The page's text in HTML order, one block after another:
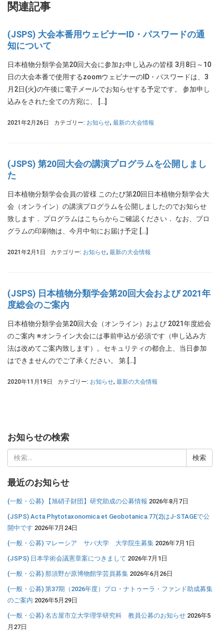
関連記事
(JSPS) 大会本番用ウェビナーID・パスワードの通
知について
日本植物分類学会第20回大会に参加お申し込みの皆様 3月8日～10
日の大会本番で使用するzoomウェビナーのID・パスワードは、3
月2日(火)の午後に電子メールでお知らせする予定です。 参加申し
込みをされた全ての方宛に、 […]
2021年2月26日 カテゴリー: お知らせ, 最新の大会情報
(JSPS) 第20回大会の講演プログラムを公開しまし
た
日本植物分類学会会員の皆様 このたび第20回日本植物分類学会大
会（オンライン）の講演プログラムを公開しましたのでお知らせ
致します． プログラムはこちらからご確認ください． なお、プロ
グラムの印刷物は、今月中旬にお届け予定 […]
2021年2月1日 カテゴリー: お知らせ, 最新の大会情報
(JSPS) 日本植物分類学会第20回大会および 2021年
度総会のご案内
日本植物分類学会第20回大会（オンライン）および 2021年度総会
のご案内 ※オンライン大会には事前申込が必須です（申し込み方
法は改めてご案内致します）。セキュリティの都合上、当日参加
はできませんのでご了承ください。 第 […]
2020年11月19日 カテゴリー: お知らせ, 最新の大会情報
お知らせの検索
索:
最近のお知らせ
(一般・公募) 【旭硝子財団】研究助成の公募情報 2026年8月7日
(JSPS) Acta Phytotaxonomica et Geobotanica 77(2)はJ-STAGEで公
開中です 2026年7月24日
(一般・公募) マレーシア サバ大学 大学院生募集 2026年7月1日
(JSPS) 日本学術会議憲章案につきまして 2026年7月1日
(一般・公募) 那須野が原博物館学芸員募集 2026年6月26日
(一般・公募) 第37期（2026年度）プロ・ナトゥーラ・ファンド助成募集
のご案内 2026年5月29日
(一般・公募) 名古屋市立大学理学研究科 教員公募のお知らせ 2026年5
月27日